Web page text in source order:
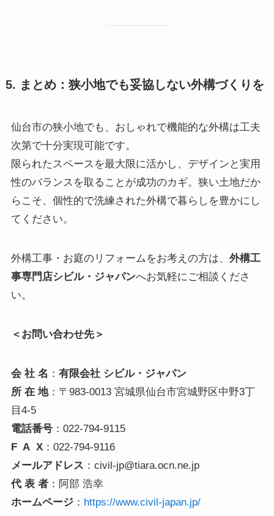
5. まとめ：狭小地でも妥協しない外構づくりを
仙台市の狭小地でも、おしゃれで機能的な外構は工夫
次第で十分実現可能です。
限られたスペースを最大限に活かし、デザインと実用
性のバランスを取ることが成功のカギ。狭い土地だか
らこそ、個性的で洗練された外構で暮らしを豊かにし
てください。
外構工事・お庭のリフォームをお考えの方は、 外構工
事専門店シビル・ジャパンへお気軽にご相談くださ
い。
＜お問い合わせ先＞
会 社 名 ： 有限会社 シビル・ジャパン
所 在 地：〒983-0013 宮城県仙台市宮城野区中野3丁
目4-5
電話番号：022-794-9115
F A X：022-794-9116
メールアドレス ：civil-jp@tiara.ocn.ne.jp
代 表 者：阿部 浩幸
ホームページ： https://www.civil-japan.jp/